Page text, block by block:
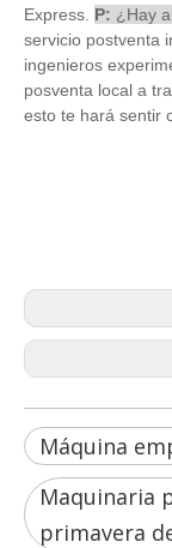
Express. P: ¿Hay
servicio postventa
ingenieros
posventa local a
esto te hará sentir
Máquina
Maquinaria
primavera